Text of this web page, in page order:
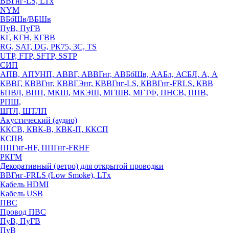
NYM
ВБбШв/ВБШв
ПуВ, ПуГВ
КГ, КГН, КГВВ
RG, SAT, DG, РК75, 3С, TS
UTP, FTP, SFTP, SSTP
СИП
АПВ, АПУНП, АВВГ, АВВГнг, АВБбШв, ААБл, АСБЛ, А, А
КВВГ, КВВГнг, КВВГЭнг, КВВГнг-LS, КВВГнг-FRLS, КВВ
БПВЛ, ВПП, МКШ, МКЭШ, МГШВ, МГТФ, ПНСВ, ППВ,
РПШ,
ШТЛ, ШТЛП
Акустический (аудио)
ККСВ, КВК-В, КВК-П, ККСП
КСПВ
ППГнг-HF, ППГнг-FRHF
РКГМ
Декоративный (ретро) для открытой проводки
ВВГнг-FRLS (Low Smoke), LTx
Кабель HDMI
Кабель USB
ПВС
Провод ПВС
ПуВ, ПуГВ
ПуВ